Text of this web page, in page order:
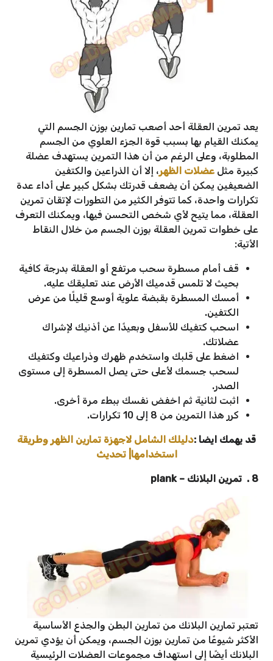
يعد تمرين العقلة أحد أصعب تمارين بوزن الجسم التي
يمكنك القيام بها بسبب قوة الجزء العلوي من الجسم
المطلوبة، وعلى الرغم من أن هذا التمرين يستهدف عضلة
كبيرة مثل عضلات الظهر، إلا أن الذراعين والكتفين
الضعيفين يمكن أن يضعف قدرتك بشكل كبير على أداء عدة
تكرارات واحدة، كما تتوفر الكثير من التطورات لإتقان تمرين
العقلة، مما يتيح لأي شخص التحسن فيها، ويمكنك التعرف
على خطوات تمرين العقلة بوزن الجسم من خلال النقاط
الأتية:
قف أمام مسطرة سحب مرتفع أو العقلة بدرجة كافية
بحيث لا تلمس قدميك الأرض عند تعليقك عليه.
أمسك المسطرة بقبضة علوية أوسع قليلًا من عرض
الكتفين.
اسحب كتفيك للأسفل وبعيدًا عن أذنيك لإشراك
عضلاتك.
اضغط على قلبك واستخدم ظهرك وذراعيك وكتفيك
لسحب جسمك لأعلى حتى يصل المسطرة إلى مستوى
الصدر.
اثبت لثانية ثم اخفض نفسك ببطء مرة أخرى.
كرر هذا التمرين من 8 إلى 10 تكرارات.
قد يهمك ايضا :دليلك الشامل لاجهزة تمارين الظهر وطريقة
استخدامها| تحديث
8 . تمرين البلانك – plank
تعتبر تمارين البلانك من تمارين البطن والجذع الأساسية
الأكثر شيوعًا من تمارين بوزن الجسم، ويمكن أن يؤدي تمرين
البلانك أيضًا إلى استهداف مجموعات العضلات الرئيسية